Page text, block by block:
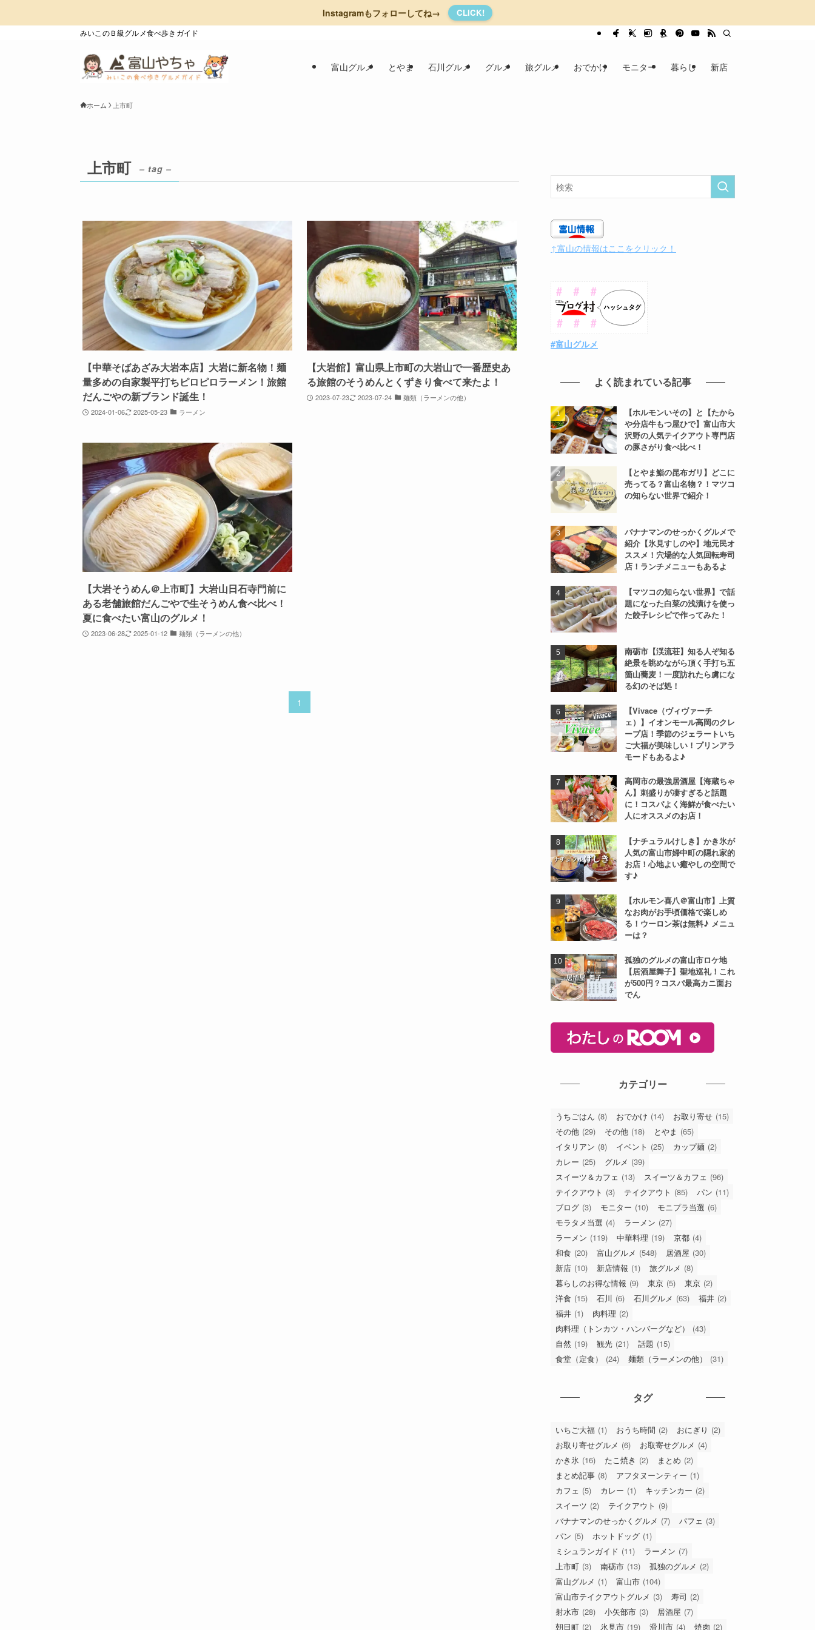
Instagramもフォローしてね→ CLICK!
みいこのＢ級グルメ食べ歩きガイド
富山グルメ とやま 石川グルメ グルメ 旅グルメ おでかけ モニター 暮らし 新店
ホーム 上市町
上市町 – tag –
【中華そばあざみ大岩本店】大岩に新名物！麺
量多めの自家製平打ちピロピロラーメン！旅館
だんごやの新ブランド誕生！
2024-01-06 2025-05-23 ラーメン
【大岩館】富山県上市町の大岩山で一番歴史あ
る旅館のそうめんとくずきり食べて来たよ！
2023-07-23 2023-07-24 麺類（ラーメンの他）
【大岩そうめん＠上市町】大岩山日石寺門前に
ある老舗旅館だんごやで生そうめん食べ比べ！
夏に食べたい富山のグルメ！
2023-06-28 2025-01-12 麺類（ラーメンの他）
1
#富山グルメ
よく読まれている記事
【ホルモンいその】と【たから
沢野の人気テイクアウト専門店
の豚さがり食べ比べ！
の知らない世界で紹介！
バナナマンのせっかくグルメで
ススメ！穴場的な人気回転寿司
店！ランチメニューもあるよ
【マツコの知らない世界】で話
題になった白菜の浅漬けを使っ
南砺市【渓流荘】知る人ぞ知る
絶景を眺めながら頂く手打ち五
る幻のそば処！
【Vivace（ヴィヴァーチ
ェ）】イオンモール高岡のクレ
ご大福が美味しい！プリンアラ
モードもあるよ♪
高岡市の最強居酒屋【海蔵ちゃ
に！コスパよく海鮮が食べたい
人にオススメのお店！
【ナチュラルけしき】かき氷が
す♪
【ホルモン喜八＠富山市】上質
ーは？
孤独のグルメの富山市ロケ地
【居酒屋舞子】聖地巡礼！これ
が500円？コスパ最高カニ面お
でん
カテゴリー
うちごはん (8) おでかけ (14) お取り寄せ
その他(29) その他 (18) とやま
(65)
イタリアン
(8) イベント(25) カップ麺(2)
カレー(25) グルメ
スイーツ＆カフェ (13) スイーツ＆カフェ
テイクアウト(3) テイクアウト
ブログ(3) モニター(10) モニプラ当選
(6)
富山グルメ(548)
暮らしのお得な情報(9) 東京(5) 東京 (2)
洋食(15) 石川(6) 石川グルメ(63) 福井
福井 (1) 肉料理(2)
肉料理（トンカツ・ハンバーグなど） (43)
自然 (19) 観光(21) 話題(15)
食堂（定食）
(24) 麺類（ラーメンの他）
タグ
いちご大福 (1) おうち時間(2)
お取り寄せグルメ (6) お取寄せグルメ(4)
かき氷 (16) たこ焼き (2) まとめ (2)
まとめ記事
(8) アフタヌーンティー (1)